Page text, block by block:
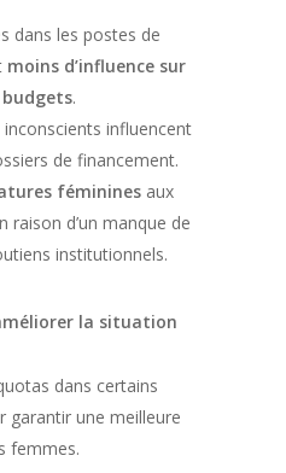
dans les postes de
moins d’influence sur
.
inconscients influencent
de financement.
féminines aux
raison d’un manque de
institutionnels.
la situation
dans certains
garantir une meilleure
femmes.